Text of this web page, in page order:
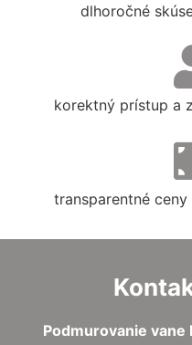
dlhoročné
korektný prístup a
transparentné
Podmurovanie vane